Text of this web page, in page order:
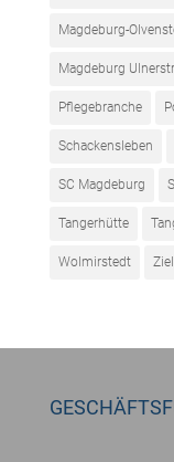
Magdeburg-
Magdeburg
Pflegebranche
Schackensleben
SC Magdeburg
Tangerhütte
Wolmirstedt